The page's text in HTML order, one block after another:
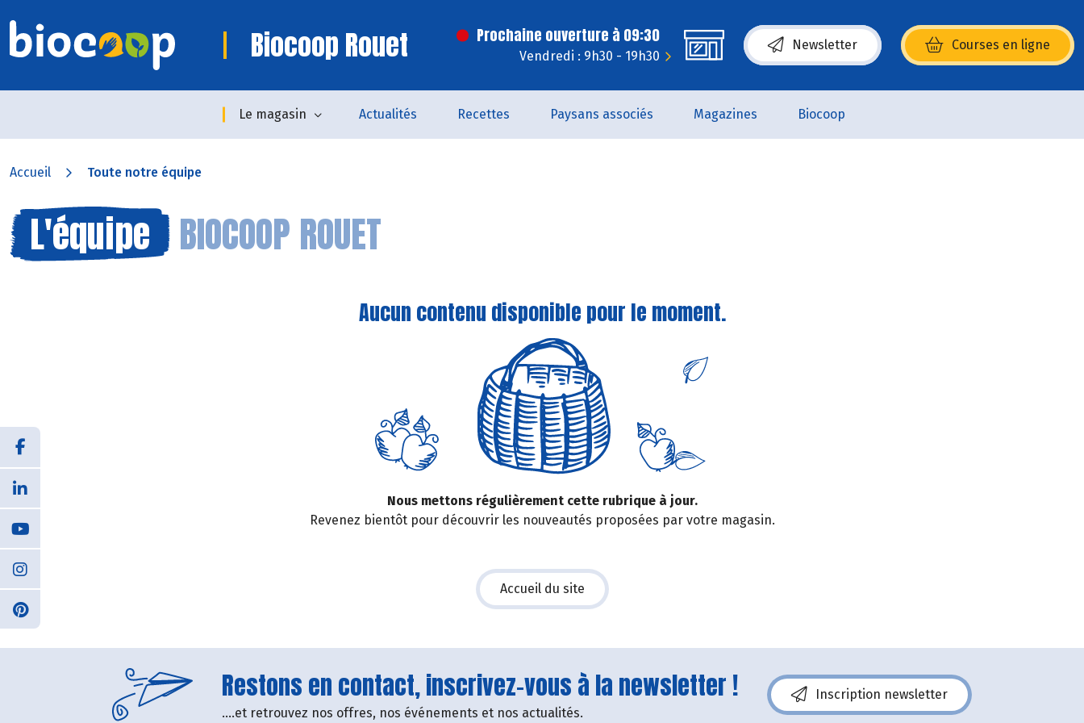
Biocoop Rouet Prochaine ouverture à 09:30
Vendredi : 9h30 - 19h30
Newsletter Courses en ligne
(s’ouvre dans une nouvelle fenêtre)
Le magasin Actualités Recettes Paysans associés Magazines Biocoop
Accueil Toute notre équipe
L'équipe BIOCOOP ROUET
Aucun contenu disponible pour le moment.
Nous mettons régulièrement cette rubrique à jour.
Revenez bientôt pour découvrir les nouveautés proposées par votre magasin.
Accueil du site
Restons en contact, inscrivez-vous à la newsletter !
....et retrouvez nos offres, nos événements et nos actualités.
Inscription newsletter